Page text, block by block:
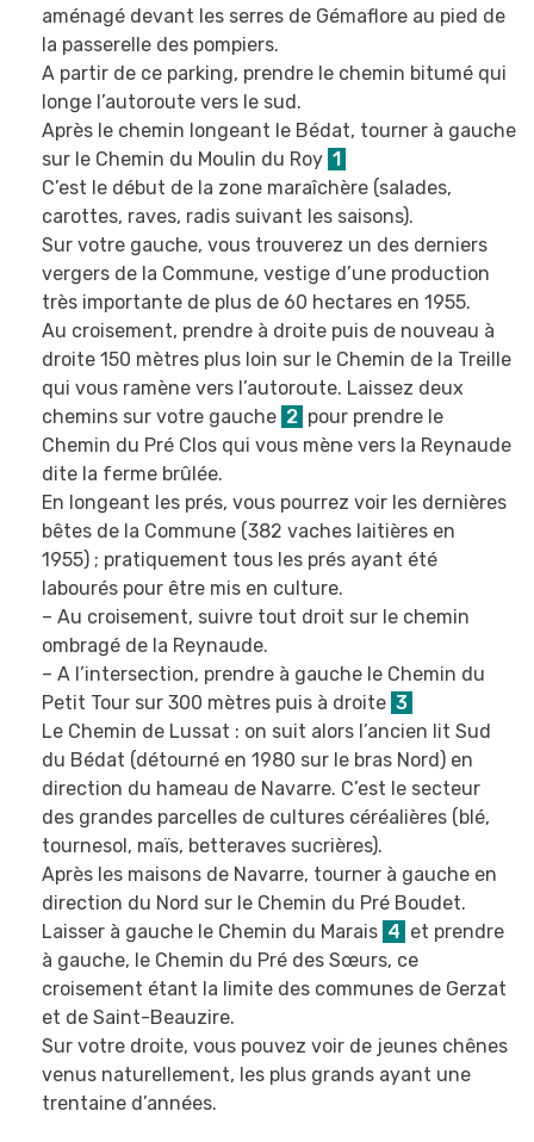
aménagé devant les serres de Gémaflore au pied de
la passerelle des pompiers.
A partir de ce parking, prendre le chemin bitumé qui
longe l’autoroute vers le sud.
Après le chemin longeant le Bédat, tourner à gauche
sur le Chemin du Moulin du Roy 1
C’est le début de la zone maraîchère (salades,
carottes, raves, radis suivant les saisons).
Sur votre gauche, vous trouverez un des derniers
vergers de la Commune, vestige d’une production
très importante de plus de 60 hectares en 1955.
Au croisement, prendre à droite puis de nouveau à
droite 150 mètres plus loin sur le Chemin de la Treille
qui vous ramène vers l’autoroute. Laissez deux
chemins sur votre gauche 2 pour prendre le
Chemin du Pré Clos qui vous mène vers la Reynaude
dite la ferme brûlée.
En longeant les prés, vous pourrez voir les dernières
bêtes de la Commune (382 vaches laitières en
1955) ; pratiquement tous les prés ayant été
labourés pour être mis en culture.
– Au croisement, suivre tout droit sur le chemin
ombragé de la Reynaude.
– A l’intersection, prendre à gauche le Chemin du
Petit Tour sur 300 mètres puis à droite 3
Le Chemin de Lussat : on suit alors l’ancien lit Sud
du Bédat (détourné en 1980 sur le bras Nord) en
direction du hameau de Navarre. C’est le secteur
des grandes parcelles de cultures céréalières (blé,
tournesol, maïs, betteraves sucrières).
Après les maisons de Navarre, tourner à gauche en
direction du Nord sur le Chemin du Pré Boudet.
Laisser à gauche le Chemin du Marais 4 et prendre
à gauche, le Chemin du Pré des Sœurs, ce
croisement étant la limite des communes de Gerzat
et de Saint-Beauzire.
Sur votre droite, vous pouvez voir de jeunes chênes
venus naturellement, les plus grands ayant une
trentaine d’années.